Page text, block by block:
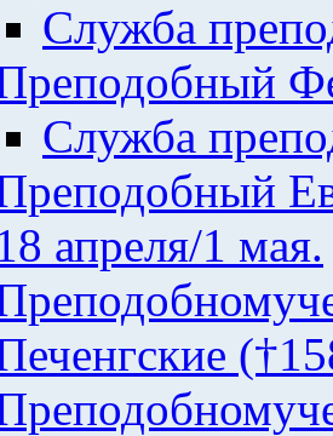
Служба
Служба
апреля/1 мая.